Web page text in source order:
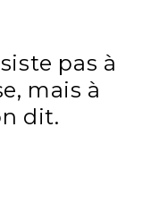
pas à
mais à
dit.